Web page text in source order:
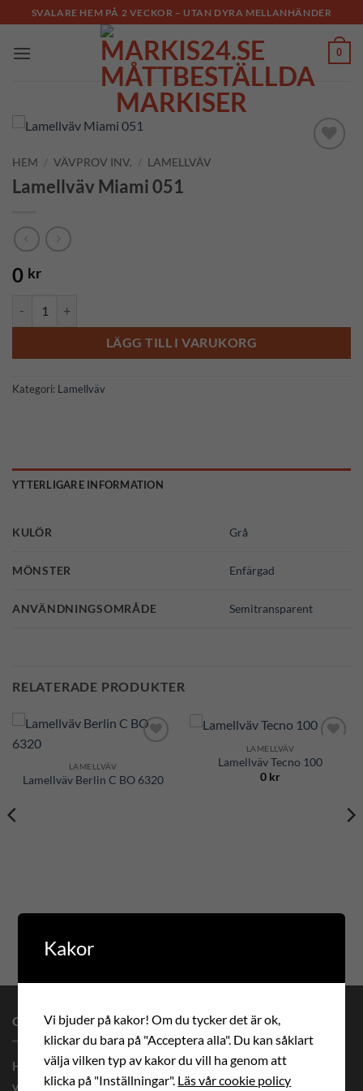
to
content
SVALARE HEM PÅ 2 VECKOR – UTAN DYRA MELLANHÄNDER
0
HEM / VÄVPROV INV. / LAMELLVÄV
Lamellväv Miami 051
0 kr
LÄGG TILL I VARUKORG
Kategori: Lamellväv
YTTERLIGARE INFORMATION
KULÖR Grå
MÖNSTER Enfärgad
ANVÄNDNINGSOMRÅDE Semitransparent
RELATERADE PRODUKTER
LAMELLVÄV
Lamellväv Berlin C BO 6320
Wishlist
LAMELLVÄV
Lamellväv Tecno 100
0 kr
OM OSS
Hos oss beställer du måttanpassade premium solskydd och
vävar med prisgaranti. Vi levererar måttanpassade vävar
Kakor
Vi bjuder på kakor! Om du tycker det är ok,
klickar du bara på "Acceptera alla". Du kan såklart
välja vilken typ av kakor du vill ha genom att
klicka på "Inställningar". Läs vår cookie policy